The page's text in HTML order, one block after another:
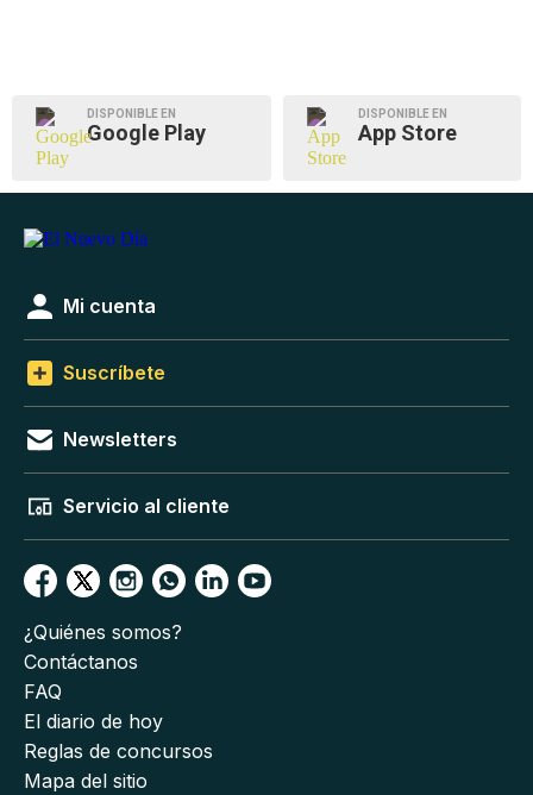
DISPONIBLE EN
Google Play
DISPONIBLE EN
App Store
Mi cuenta
Suscríbete
Newsletters
Servicio al cliente
¿Quiénes somos?
Contáctanos
FAQ
El diario de hoy
Reglas de concursos
Mapa del sitio